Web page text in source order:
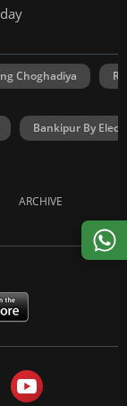
Choghadiya
Bankipur By
ARCHIVE